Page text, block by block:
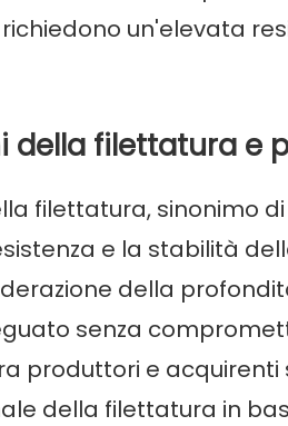
un'elevata
della filettatura e
filettatura, sinonimo
e la stabilità
della
senza
produttori e
della filettatura in